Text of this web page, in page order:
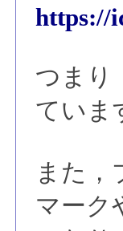
https://
つまり
ていま
また，
マーク